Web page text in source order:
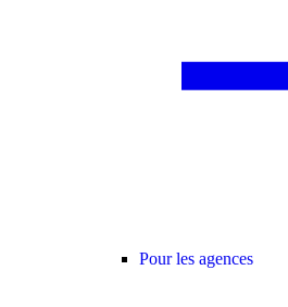
Pour les agences